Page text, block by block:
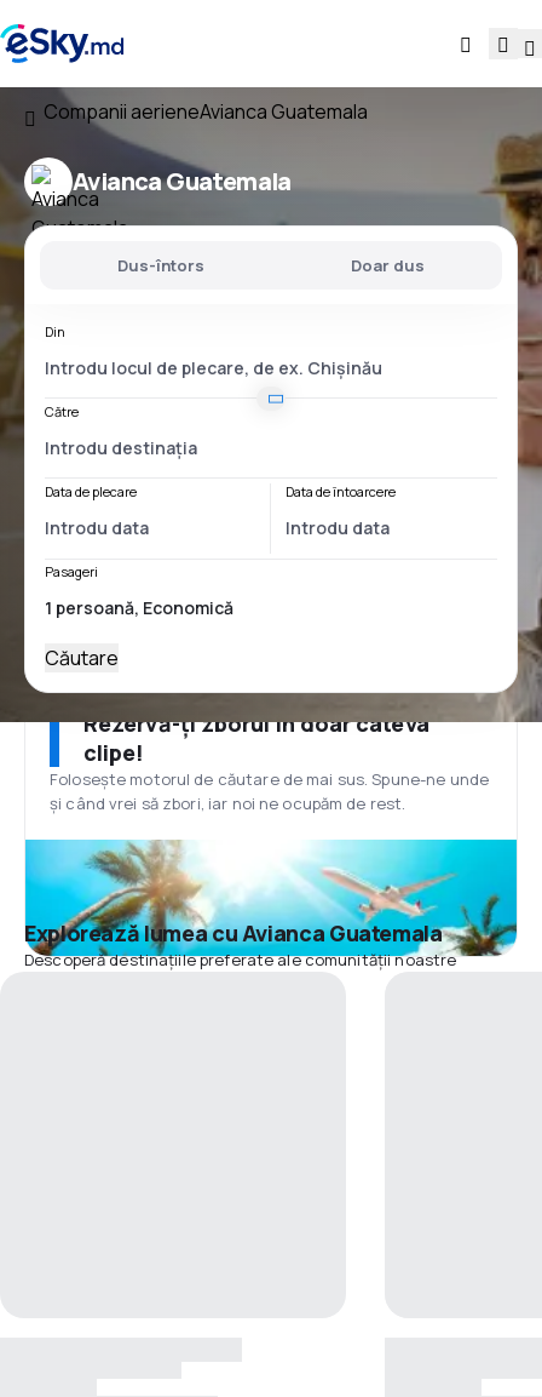
Companii aerieneAvianca Guatemala
Avianca Guatemala
Dus-întors Doar dus
Din
Către
Data de plecare Data de întoarcere
Pasageri
Căutare
Rezervă-ți zborul în doar câteva
clipe!
Folosește motorul de căutare de mai sus. Spune-ne unde
și când vrei să zbori, iar noi ne ocupăm de rest.
Explorează lumea cu Avianca Guatemala
Descoperă destinațiile preferate ale comunității noastre